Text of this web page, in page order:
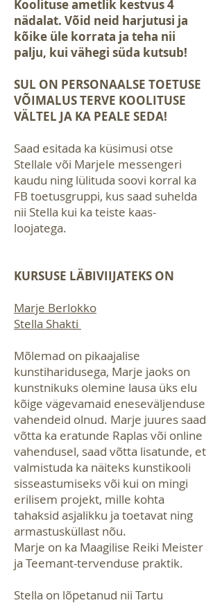
Koolituse ametlik kestvus 4
nädalat. Võid neid harjutusi ja
kõike üle korrata ja teha nii
palju, kui vähegi süda kutsub!
SUL ON PERSONAALSE TOETUSE
VÕIMALUS TERVE KOOLITUSE
VÄLTEL JA KA PEALE SEDA!
Saad esitada ka küsimusi otse
Stellale või Marjele messengeri
kaudu ning lülituda soovi korral ka
FB toetusgruppi, kus saad suhelda
nii Stella kui ka teiste kaas-
loojatega.
KURSUSE LÄBIVIIJATEKS ON
Marje Berlokko
Stella Shakti
Mõlemad on pikaajalise
kunstiharidusega, Marje jaoks on
kunstnikuks olemine lausa üks elu
kõige vägevamaid eneseväljenduse
vahendeid olnud. Marje juures saad
võtta ka eratunde Raplas või online
vahendusel, saad võtta lisatunde, et
valmistuda ka näiteks kunstikooli
sisseastumiseks või kui on mingi
erilisem projekt, mille kohta
tahaksid asjalikku ja toetavat ning
armastusküllast nõu.
Marje on ka Maagilise Reiki Meister
ja Teemant-tervenduse praktik.
Stella on lõpetanud nii Tartu